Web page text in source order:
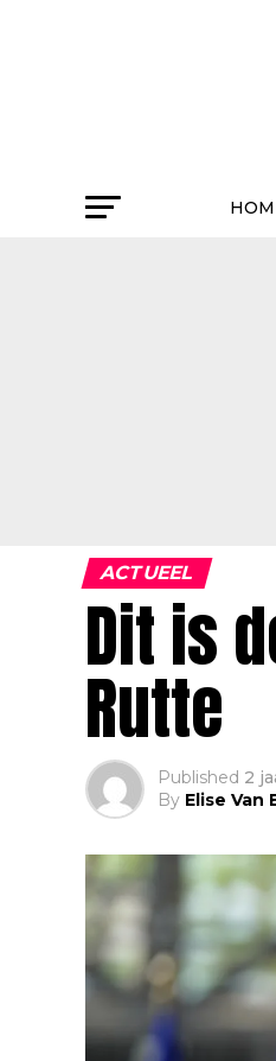
ACTUEEL
Dit is
Rutte
Published 2
By Elise Van